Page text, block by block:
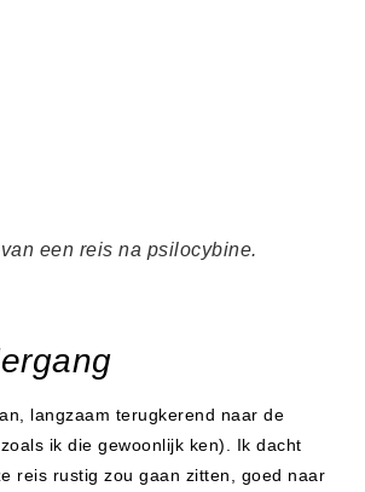
een reis na psilocybine.
langzaam terugkerend naar de
ik die gewoonlijk ken). Ik dacht
reis rustig zou gaan zitten, goed naar